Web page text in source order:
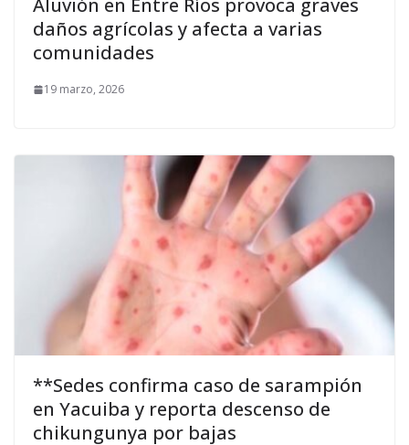
Aluvión en Entre Ríos provoca graves
daños agrícolas y afecta a varias
comunidades
19 marzo, 2026
**Sedes confirma caso de sarampión
en Yacuiba y reporta descenso de
chikungunya por bajas